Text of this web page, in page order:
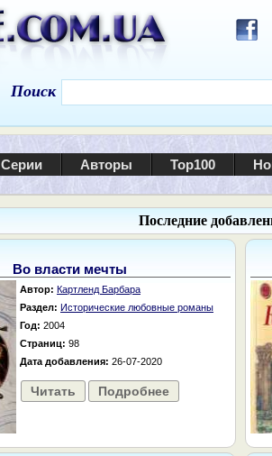
Поиск
Серии Авторы Top100
Последние
Во власти мечты
Автор: Картленд Барбара
Раздел: Исторические любовные романы
Год: 2004
Страниц: 98
Дата добавления: 26-07-2020
Читать Подробнее